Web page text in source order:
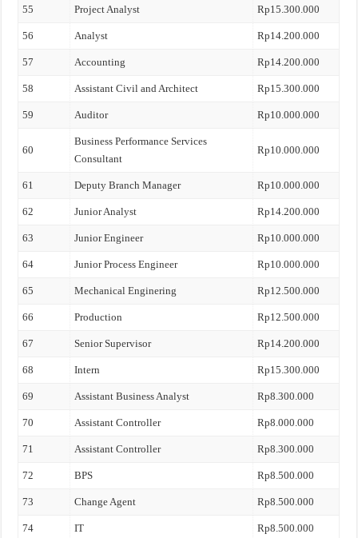
55 Project Analyst Rp15.300.000
56 Analyst Rp14.200.000
57 Accounting Rp14.200.000
58 Assistant Civil and Architect Rp15.300.000
59 Auditor Rp10.000.000
60
Business Performance Services
Consultant
Rp10.000.000
61 Deputy Branch Manager Rp10.000.000
62 Junior Analyst Rp14.200.000
63 Junior Engineer Rp10.000.000
64 Junior Process Engineer Rp10.000.000
65 Mechanical Enginering Rp12.500.000
66 Production Rp12.500.000
67 Senior Supervisor Rp14.200.000
68 Intern Rp15.300.000
69 Assistant Business Analyst Rp8.300.000
70 Assistant Controller Rp8.000.000
71 Assistant Controller Rp8.300.000
72 BPS Rp8.500.000
73 Change Agent Rp8.500.000
74 IT Rp8.500.000